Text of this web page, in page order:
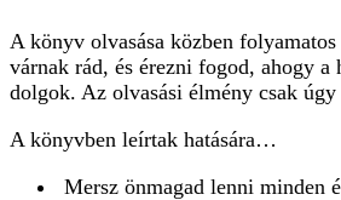
A könyv olvasása közben
várnak rád, és érezni fogod, ahogy a
dolgok. Az olvasási élmény csak
A könyvben leírtak hatására…
Mersz önmagad lenni minden